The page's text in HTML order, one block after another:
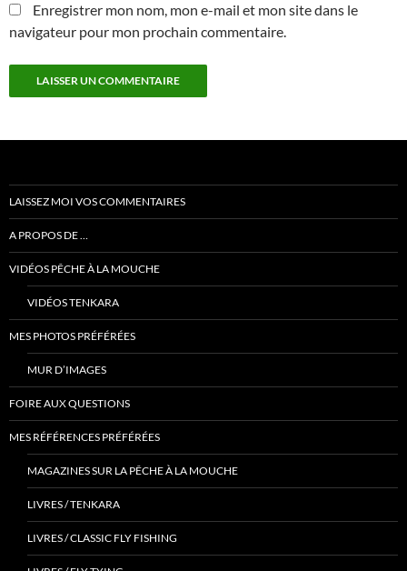
Enregistrer mon nom, mon e-mail et mon site dans le
navigateur pour mon prochain commentaire.
LAISSEZ MOI VOS COMMENTAIRES
A PROPOS DE …
VIDÉOS PÊCHE À LA MOUCHE
VIDÉOS TENKARA
MES PHOTOS PRÉFÉRÉES
MUR D’IMAGES
FOIRE AUX QUESTIONS
MES RÉFÉRENCES PRÉFÉRÉES
MAGAZINES SUR LA PÊCHE À LA MOUCHE
LIVRES / TENKARA
LIVRES / CLASSIC FLY FISHING